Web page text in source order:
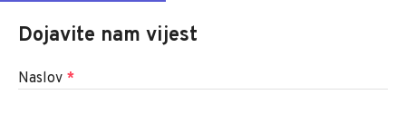
Dojavite nam vijest
Naslov *